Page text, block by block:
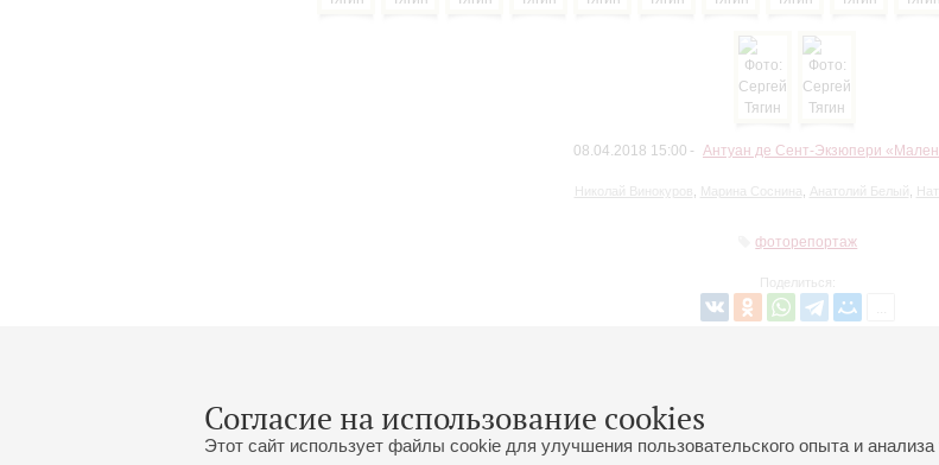
Согласие на использование cookies
Этот сайт использует файлы cookie для улучшения пользовательского опыта и
08.04.2018 15:00 Антуан де Сент-Экзюпери
Николай Винокуров Марина Соснина Анатолий Белый
фоторепортаж
Поделиться: